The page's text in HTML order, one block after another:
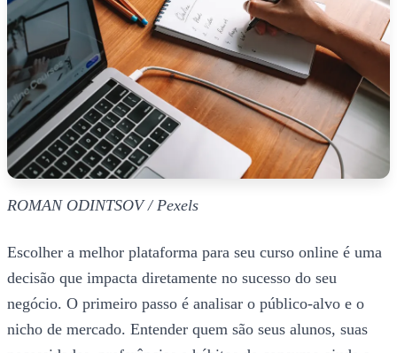
ROMAN ODINTSOV / Pexels
Escolher a melhor plataforma para seu curso online é uma
decisão que impacta diretamente no sucesso do seu
negócio. O primeiro passo é analisar o público-alvo e o
nicho de mercado. Entender quem são seus alunos, suas